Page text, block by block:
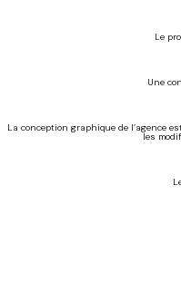
Le
Une
La conception graphique de l’agence
les